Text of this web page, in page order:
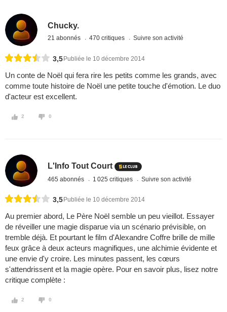
Chucky.
21 abonnés 470 critiques Suivre son activité
3,5 Publiée le 10 décembre 2014
Un conte de Noël qui fera rire les petits comme les grands, avec
comme toute histoire de Noël une petite touche d'émotion. Le duo
d'acteur est excellent.
2 0
L'Info Tout Court
465 abonnés 1 025 critiques Suivre son activité
3,5 Publiée le 10 décembre 2014
Au premier abord, Le Père Noël semble un peu vieillot. Essayer
de réveiller une magie disparue via un scénario prévisible, on
tremble déjà. Et pourtant le film d'Alexandre Coffre brille de mille
feux grâce à deux acteurs magnifiques, une alchimie évidente et
une envie d'y croire. Les minutes passent, les cœurs
s'attendrissent et la magie opère. Pour en savoir plus, lisez notre
critique complète :
2 0